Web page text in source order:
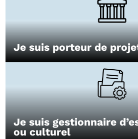
Je suis porteur de
Je suis gestionnaire
ou culturel